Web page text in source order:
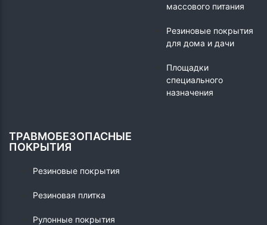
массового питания
Резиновые покрытия
для дома и дачи
Площадки
специального
назначения
ТРАВМОБЕЗОПАСНЫЕ
ПОКРЫТИЯ
Резиновые покрытия
Резиновая плитка
Рулонные покрытия